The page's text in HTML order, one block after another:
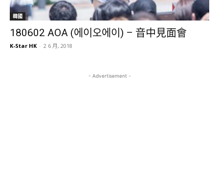
韓國
180602 AOA (에이오에이) – 音中見面會
K-Star HK - 2 6 月, 2018
- Advertisement -